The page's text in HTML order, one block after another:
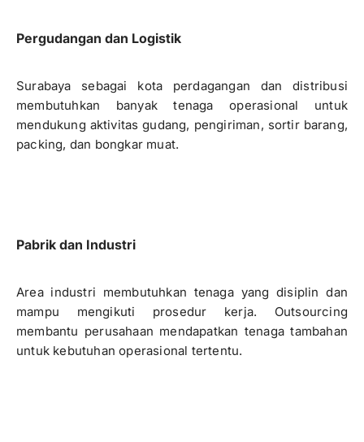
Pergudangan dan Logistik
Surabaya sebagai kota perdagangan dan distribusi
membutuhkan banyak tenaga operasional untuk
mendukung aktivitas gudang, pengiriman, sortir barang,
packing, dan bongkar muat.
Pabrik dan Industri
Area industri membutuhkan tenaga yang disiplin dan
mampu mengikuti prosedur kerja. Outsourcing
membantu perusahaan mendapatkan tenaga tambahan
untuk kebutuhan operasional tertentu.